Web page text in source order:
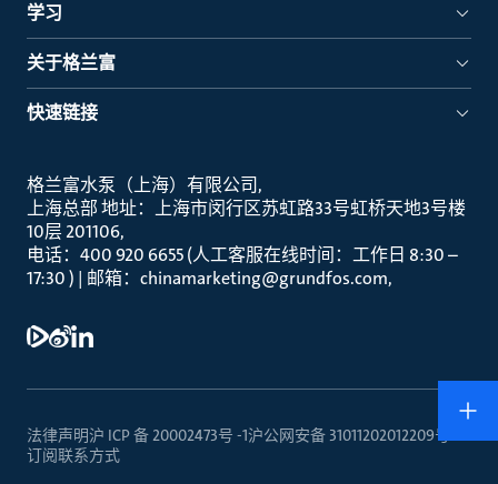
学习
关于格兰富
快速链接
格兰富水泵（上海）有限公司
上海总部 地址：上海市闵行区苏虹路33号虹桥天地3号楼
10层 201106
电话：400 920 6655 (人工客服在线时间：工作日 8:30 –
17:30 ) | 邮箱：chinamarketing@grundfos.com
法律声明沪 ICP 备 20002473号 -1沪公网安备 31011202012209号
订阅联系方式